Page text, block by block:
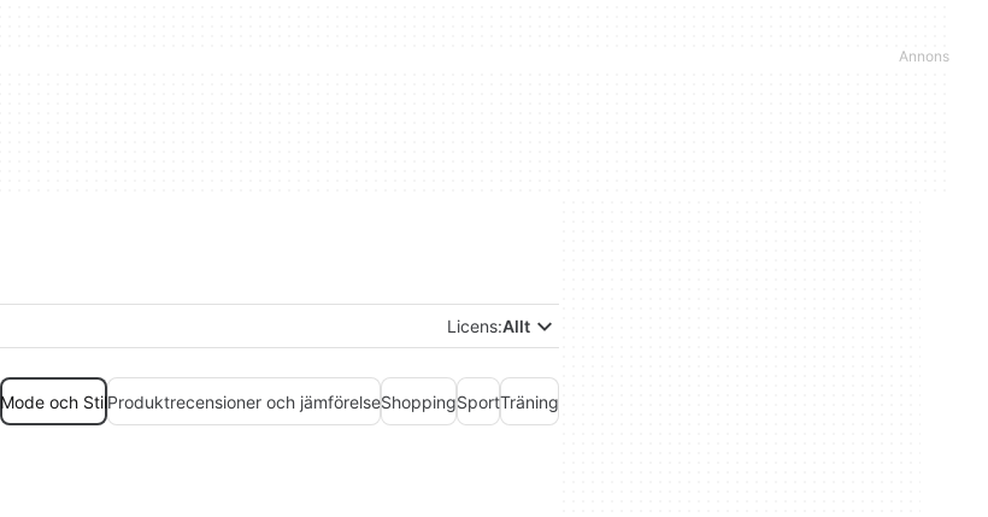
Licens:Allt
Mode och StilProduktrecensioner och jämförelseShoppingSportTräning